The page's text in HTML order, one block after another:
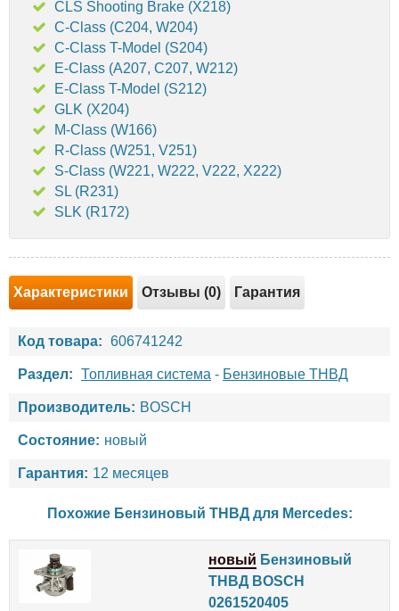
CLS Shooting Brake (X218)
C-Class (C204, W204)
C-Class T-Model (S204)
E-Class (A207, C207, W212)
E-Class T-Model (S212)
GLK (X204)
M-Class (W166)
R-Class (W251, V251)
S-Class (W221, W222, V222, X222)
SL (R231)
SLK (R172)
Характеристики Отзывы (0) Гарантия
Код товара: 606741242
Раздел: Топливная система - Бензиновые ТНВД
Производитель: BOSCH
Состояние: новый
Гарантия: 12 месяцев
Похожие Бензиновый ТНВД для Mercedes:
новый Бензиновый
ТНВД BOSCH
0261520405